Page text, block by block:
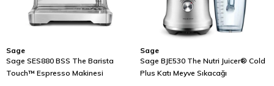
Sage
Sage SES880 BSS The Barista
Touch™ Espresso Makinesi
Sage
Sage BJE530 The Nutri Juicer® Cold
Plus Katı Meyve Sıkacağı